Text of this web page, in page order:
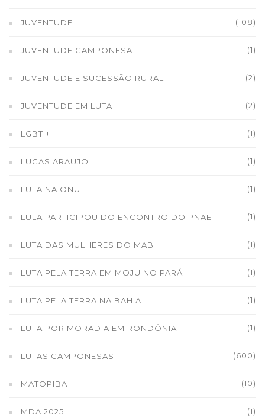
JUVENTUDE (108)
JUVENTUDE CAMPONESA (1)
JUVENTUDE E SUCESSÃO RURAL (2)
JUVENTUDE EM LUTA (2)
LGBTI+ (1)
LUCAS ARAUJO (1)
LULA NA ONU (1)
LULA PARTICIPOU DO ENCONTRO DO PNAE (1)
LUTA DAS MULHERES DO MAB (1)
LUTA PELA TERRA EM MOJU NO PARÁ (1)
LUTA PELA TERRA NA BAHIA (1)
LUTA POR MORADIA EM RONDÔNIA (1)
LUTAS CAMPONESAS (600)
MATOPIBA (10)
MDA 2025 (1)